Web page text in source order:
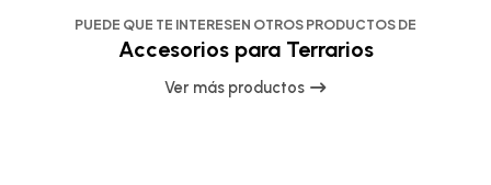
PUEDE QUE TE INTERESEN OTROS PRODUCTOS DE
Accesorios para Terrarios
Ver más productos